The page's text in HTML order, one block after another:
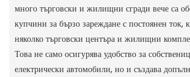
много търговски и жилищни сгради вече са
купчини за бързо зареждане с постоянен ток,
няколко търговски центъра и жилищни
Това не само осигурява удобство за
електрически автомобили, но и създава